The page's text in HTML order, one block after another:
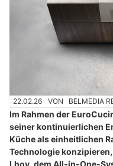
22.02.26 VON BELMEDIA
Im Rahmen der
seiner kontinuierlichen
Küche als einheitlichen
Technologie
Lhov, dem All-in-One-